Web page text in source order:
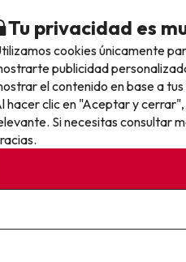
os da dos opciones de
perfecta para 2 adultos y 1
cama, ideal para escapadas en
para 3 adultos o 2 adultos y 1
o 2 camas de
y todo listo para que solo os
Tu privacidad es
cookies únicamente
publicidad
el contenido en base a
hacer clic en "Aceptar y
Si necesitas consultar